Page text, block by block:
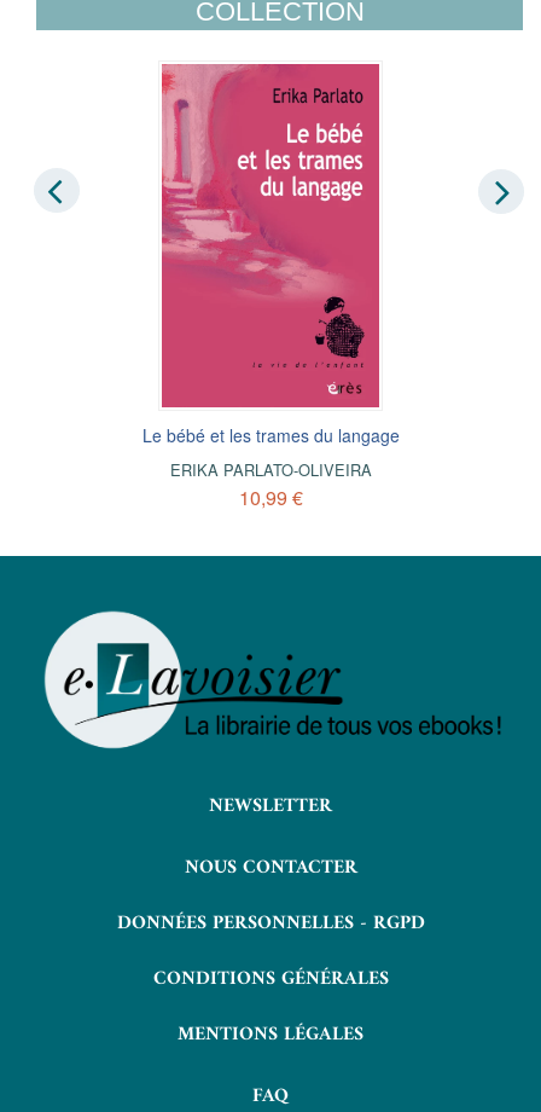
COLLECTION
Le bébé et les trames du langage
ERIKA PARLATO-OLIVEIRA
10,99 €
NEWSLETTER
NOUS CONTACTER
DONNÉES PERSONNELLES - RGPD
CONDITIONS GÉNÉRALES
MENTIONS LÉGALES
FAQ